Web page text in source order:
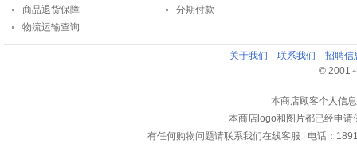
商品退货保障
物流运输查询
分期付款
关于我们 联系我们
招聘信
© 2001
本商店顾客个人信
本商店logo和图片都已经申
有任何购物问题请联系我们在线客服 | 电话：